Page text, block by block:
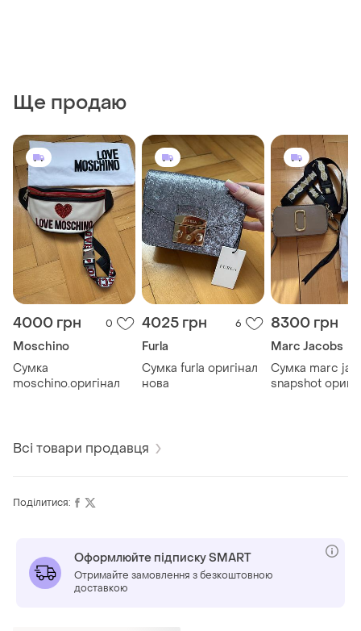
Ще продаю
4000 грн 0
Moschino
Сумка
moschino.оригінал
4025 грн 6
Furla
Сумка furla оригінал
нова
8300 грн
Marc Jacobs
Сумка marc
snapshot
Всі товари продавця
Поділитися:
Оформлюйте підписку SMART
Отримайте замовлення з безкоштовною
доставкою